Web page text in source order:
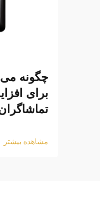
چگونه
برای
مشاهده بیشتر